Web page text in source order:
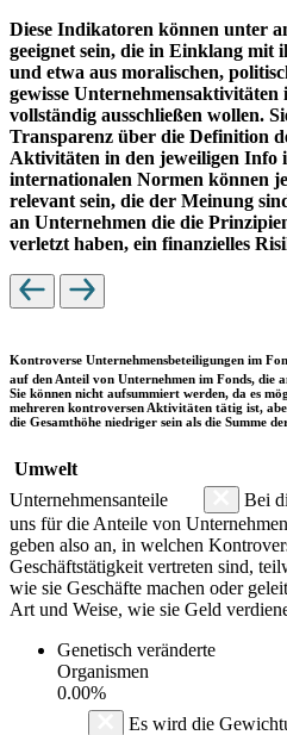
Diese Indikatoren können unter
geeignet sein, die in Einklang mit
und etwa aus moralischen,
gewisse
vollständig ausschließen wollen.
Transparenz über die Definition
Aktivitäten in den jeweiligen Info
internationalen Normen können
relevant sein, die der Meinung
an Unternehmen die die
verletzt haben, ein finanzielles
Kontroverse Unternehmensbeteiligungen im
auf den Anteil von Unternehmen im Fonds, die
Sie können nicht aufsummiert werden, da es
mehreren kontroversen Aktivitäten tätig ist,
die Gesamthöhe niedriger sein als die Summe
Umwelt
Unternehmensanteile
Bei
uns für die Anteile von
geben also an, in welchen
Geschäftstätigkeit vertreten sind,
wie sie Geschäfte machen oder
Art und Weise, wie sie Geld
Genetisch veränderte
Organismen
0.00%
Es wird die